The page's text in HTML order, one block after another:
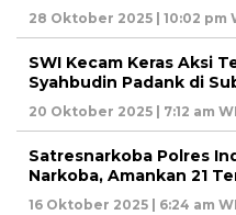
28 Oktober 2025 | 10:02 pm
SWI Kecam Keras Aksi
Syahbudin Padank di
20 Oktober 2025 | 7:12 am
Satresnarkoba Polres
Narkoba, Amankan 21
16 Oktober 2025 | 6:24 am